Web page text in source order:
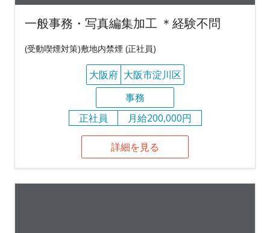
一般事務・写真編集加工 ＊経験不問
(受動喫煙対策)敷地内禁煙 (正社員)
大阪府 大阪市淀川区
事務
正社員
月給200,000円
詳細を見る